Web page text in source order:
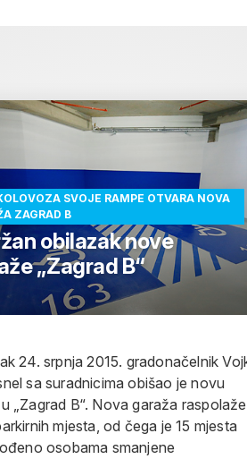
SVOJE RAMPE OTVARA NOVA
ZAGRAD B
obilazak nove
„Zagrad B“
24. srpnja 2015. gradonačelnik
sa suradnicima obišao je novu
„Zagrad B“. Nova garaža
mjesta, od čega je 15 mjesta
osobama smanjene